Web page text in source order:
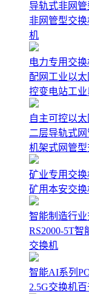
导轨式非网
非网管型交换
机
电力专用交
配网工业以
控变电站工
自主可控以
二层导轨式
机架式网管
矿业专用交换
矿用本安交换
智能制造行
RS2000-5T
交换机
智能AI系列
2.5G交换机